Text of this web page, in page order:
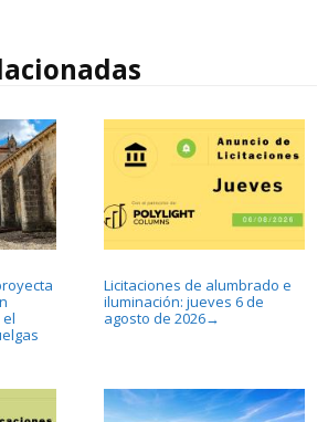
Licitaciones de alumbrado e
iluminación: jueves 6 de
agosto de 2026→